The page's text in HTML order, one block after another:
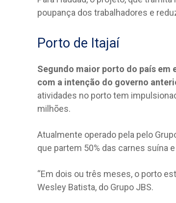
poupança dos trabalhadores e
Porto de Itajaí
Segundo maior porto do país em
com a intenção do governo
atividades no porto tem
milhões.
Atualmente operado pela pelo
que partem 50% das carnes suína
“Em dois ou três meses, o porto
Wesley Batista, do Grupo JBS.